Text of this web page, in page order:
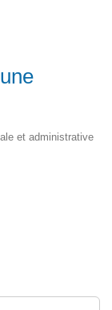
et administrative